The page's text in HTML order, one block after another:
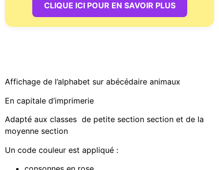
CLIQUE ICI POUR EN SAVOIR PLUS
Affichage de l’alphabet sur abécédaire animaux
En capitale d’imprimerie
Adapté aux classes de petite section section et de la
moyenne section
Un code couleur est appliqué :